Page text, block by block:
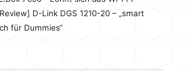
D-Link DGS 1210-20 – „smart
für Dummies“